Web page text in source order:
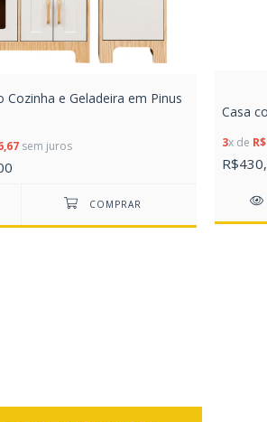
Cozinha e Geladeira em Pinus
sem juros
Casa
3x de